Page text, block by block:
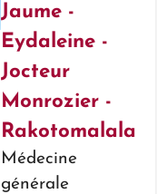
Jaume -
Eydaleine -
Jocteur
Monrozier -
Rakotomalala
Médecine
générale